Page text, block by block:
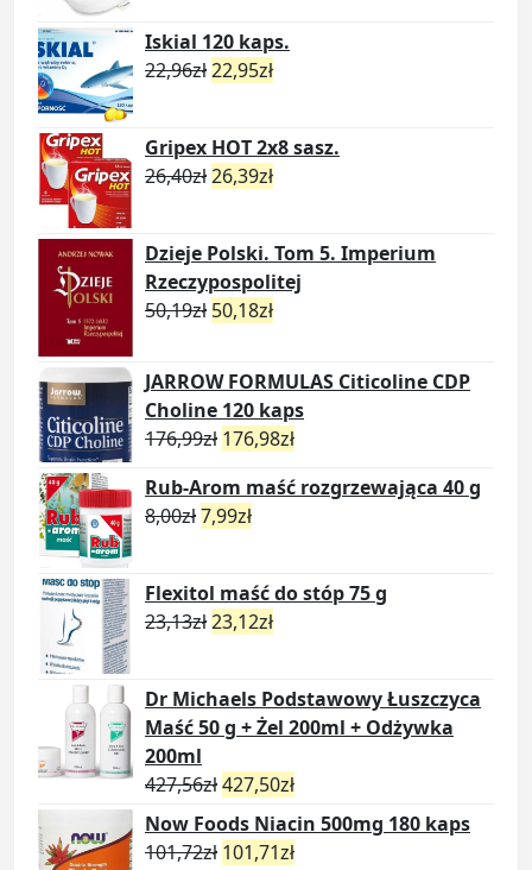
Iskial 120 kaps.
22,96zł22,95zł
Gripex HOT 2x8 sasz.
26,40zł26,39zł
Dzieje Polski. Tom 5. Imperium
Rzeczypospolitej
50,19zł 50,18zł
JARROW FORMULAS Citicoline CDP
Choline 120 kaps
176,99zł 176,98zł
Rub-Arom maść rozgrzewająca 40 g
8,00zł7,99zł
Flexitol maść do stóp 75 g
23,13zł23,12zł
Dr Michaels Podstawowy Łuszczyca
Maść 50 g + Żel 200ml + Odżywka
200ml
427,56zł427,50zł
Now Foods Niacin 500mg 180 kaps
101,72zł 101,71zł